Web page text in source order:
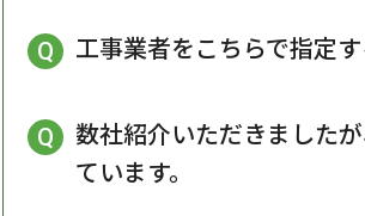
工事業者をこちらで指定
数社紹介いただきました
ています。